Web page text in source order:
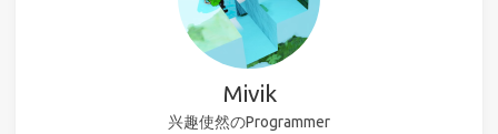
Mivik
兴趣使然のProgrammer